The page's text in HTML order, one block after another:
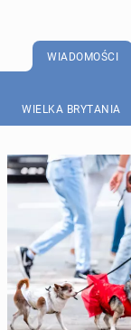
WIADOMOŚCI
WIELKA BRYTANIA